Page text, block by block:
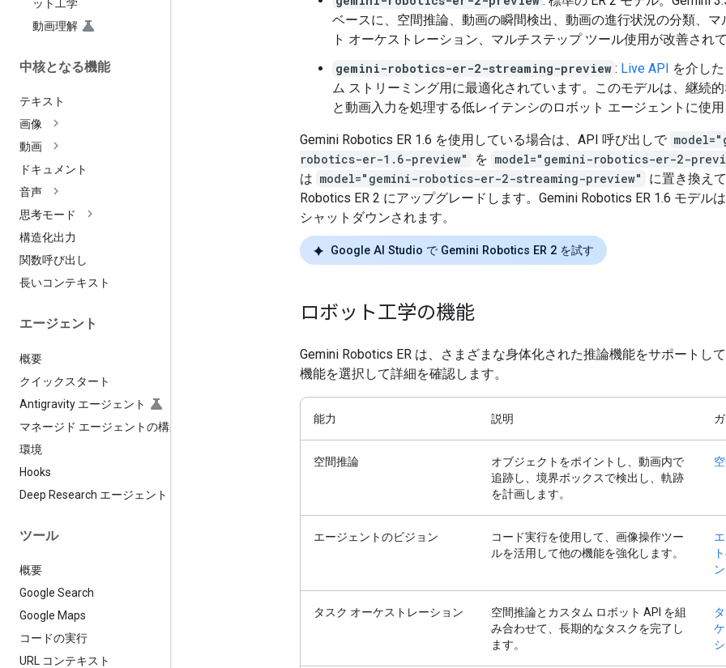
ット工学
動画理解
中核となる機能
テキスト
画像
動画
ドキュメント
音声
思考モード
構造化出力
関数呼び出し
長いコンテキスト
エージェント
概要
クイックスタート
Antigravity エージェント
マネージド エージェントの構築
環境
Hooks
Deep Research エージェント
ツール
概要
Google Search
Google Maps
コードの実行
URL コンテキスト
ベースに、空間推論、動画の瞬間検出、動画の進行状況の分類、マ
ト オーケストレーション、マルチステップ ツール使用が改善されて
gemini-robotics-er-2-streaming-preview : Live API を介し
ム ストリーミング用に最適化されています。このモデルは、継続
と動画入力を処理する低レイテンシのロボット エージェントに使用
Gemini Robotics ER 1.6 を使用している場合は、API 呼び出しで
robotics-er-1.6-preview"
を model="gemini-robotics-er-2-
は model="gemini-robotics-er-2-streaming-preview"
に置き換え
Robotics ER 2 にアップグレードします。Gemini Robotics ER 1.6 モデルは
シャットダウンされます。
Google AI Studio で Gemini Robotics ER 2 を試す
ロボット工学の機能
Gemini Robotics ER は、さまざまな身体化された推論機能をサポートして
機能を選択して詳細を確認します。
能力 説明
空間推論
オブジェクトをポイントし、動画内で
追跡し、境界ボックスで検出し、軌跡
を計画します。
エージェントのビジョン
コード実行を使用して、画像操作ツー
ルを活用して他の機能を強化します。
ン
タスク オーケストレーション
空間推論とカスタム ロボット API を組
み合わせて、長期的なタスクを完了し
ます。